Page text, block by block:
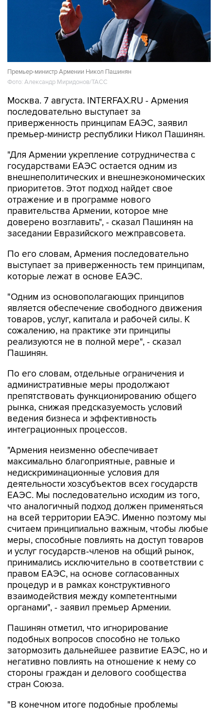
Премьер-министр Армении Никол Пашинян
Фото: Александр Миридонов/ТАСС
Москва. 7 августа. INTERFAX.RU - Армения
последовательно выступает за
приверженность принципам ЕАЭС, заявил
премьер-министр республики Никол Пашинян.
"Для Армении укрепление сотрудничества с
государствами ЕАЭС остается одним из
внешнеполитических и внешнеэкономических
приоритетов. Этот подход найдет свое
отражение и в программе нового
правительства Армении, которое мне
доверено возглавить", - сказал Пашинян на
заседании Евразийского межправсовета.
По его словам, Армения последовательно
выступает за приверженность тем принципам,
которые лежат в основе ЕАЭС.
"Одним из основополагающих принципов
является обеспечение свободного движения
товаров, услуг, капитала и рабочей силы. К
сожалению, на практике эти принципы
реализуются не в полной мере", - сказал
Пашинян.
По его словам, отдельные ограничения и
административные меры продолжают
препятствовать функционированию общего
рынка, снижая предсказуемость условий
ведения бизнеса и эффективность
интеграционных процессов.
"Армения неизменно обеспечивает
максимально благоприятные, равные и
недискриминационные условия для
деятельности хозсубъектов всех государств
ЕАЭС. Мы последовательно исходим из того,
что аналогичный подход должен применяться
на всей территории ЕАЭС. Именно поэтому мы
считаем принципиально важным, чтобы любые
меры, способные повлиять на доступ товаров
и услуг государств-членов на общий рынок,
принимались исключительно в соответствии с
правом ЕАЭС, на основе согласованных
процедур и в рамках конструктивного
взаимодействия между компетентными
органами", - заявил премьер Армении.
Пашинян отметил, что игнорирование
подобных вопросов способно не только
затормозить дальнейшее развитие ЕАЭС, но и
негативно повлиять на отношение к нему со
стороны граждан и делового сообщества
стран Союза.
"В конечном итоге подобные проблемы